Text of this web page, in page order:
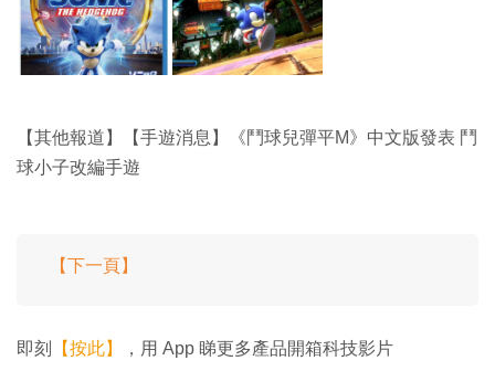
【其他報道】【手遊消息】《鬥球兒彈平M》中文版發表 鬥
球小子改編手遊
【下一頁】
即刻 【按此】 ，用 App 睇更多產品開箱科技影片